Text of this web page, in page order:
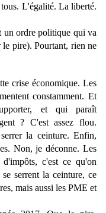
L'égalité. La liberté.
un ordre politique qui va
pire). Pourtant, rien ne
crise économique. Les
constamment. Et
et qui paraît
? C'est assez flou.
la ceinture. Enfin,
Non, je déconne. Les
d'impôts, c'est ce qu'on
serrent la ceinture, ce
mais aussi les PME et